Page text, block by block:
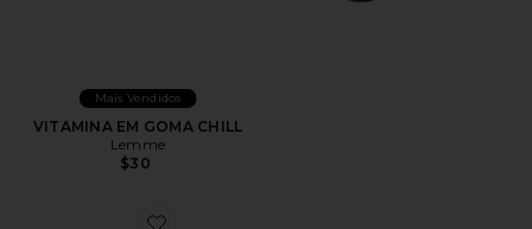
Mais Vendidos
VITAMINA EM GOMA CHILL
Lemme
$30